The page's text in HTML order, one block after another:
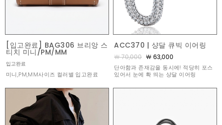
[입고완료] BAG306 브리앙 스
티치 미니/PM/MM
입고완료
미니,PM,MM사이즈 컬러별 입고완료
ACC370 | 샹달 큐빅 이어링
￦ 70,000 ￦ 63,000
단아함과 존재감을 동시에! 적당히 포스
있어서 눈에 확 띄는 샹달 이어링